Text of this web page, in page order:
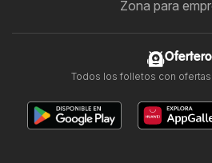
Zona para
Ofertero
Todos los folletos con